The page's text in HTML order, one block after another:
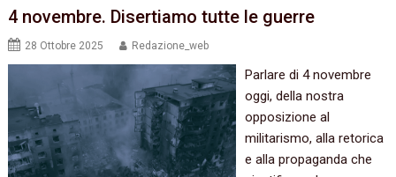
4 novembre. Disertiamo tutte le guerre
28 Ottobre 2025 Redazione_web
Parlare di 4 novembre
oggi, della nostra
opposizione al
militarismo, alla retorica
e alla propaganda che